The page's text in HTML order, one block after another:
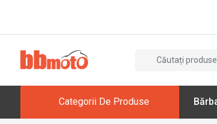
Categorii De Produse